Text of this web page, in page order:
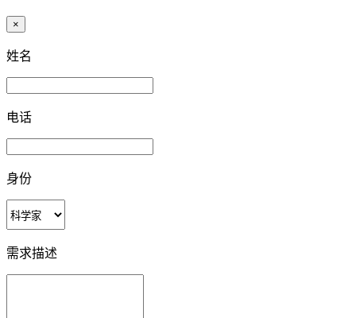
×
姓名
电话
身份
需求描述